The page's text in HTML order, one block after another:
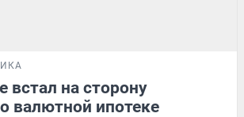
встал на сторону
валютной ипотеке